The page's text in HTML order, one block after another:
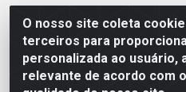
O nosso site coleta
terceiros para
personalizada ao usuário,
relevante de acordo com
MR Distribuidora - Rua
Distrito Industrial, João
CNPJ